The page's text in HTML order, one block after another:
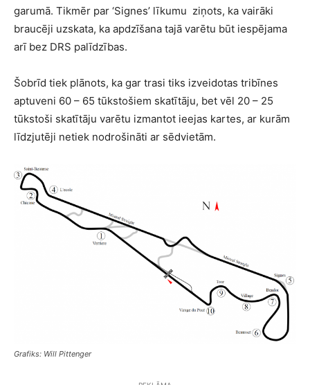
garumā. Tikmēr par ‘Signes’ līkumu ziņots, ka vairāki
braucēji uzskata, ka apdzīšana tajā varētu būt iespējama
arī bez DRS palīdzības.
Šobrīd tiek plānots, ka gar trasi tiks izveidotas tribīnes
aptuveni 60 – 65 tūkstošiem skatītāju, bet vēl 20 – 25
tūkstoši skatītāju varētu izmantot ieejas kartes, ar kurām
līdzjutēji netiek nodrošināti ar sēdvietām.
Grafiks: Will Pittenger